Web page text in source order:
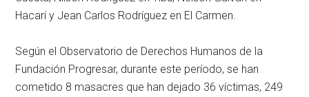
Hacarí y Jean Carlos Rodríguez en El Carmen.
Según el Observatorio de Derechos Humanos de la
Fundación Progresar, durante este período, se han
cometido 8 masacres que han dejado 36 víctimas, 249